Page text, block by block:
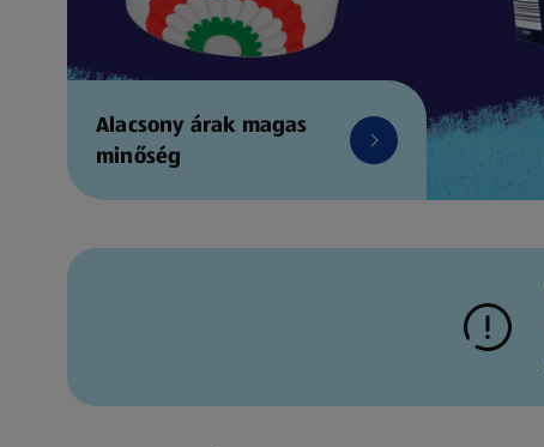
Alacsony árak magas
minőség